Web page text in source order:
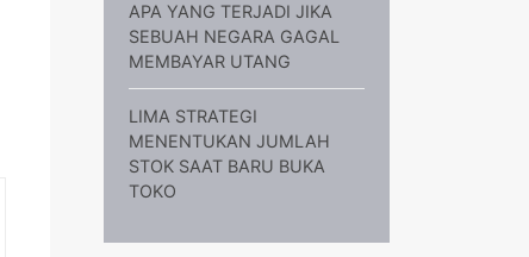
APA YANG TERJADI JIKA
SEBUAH NEGARA GAGAL
MEMBAYAR UTANG
LIMA STRATEGI
MENENTUKAN JUMLAH
STOK SAAT BARU BUKA
TOKO